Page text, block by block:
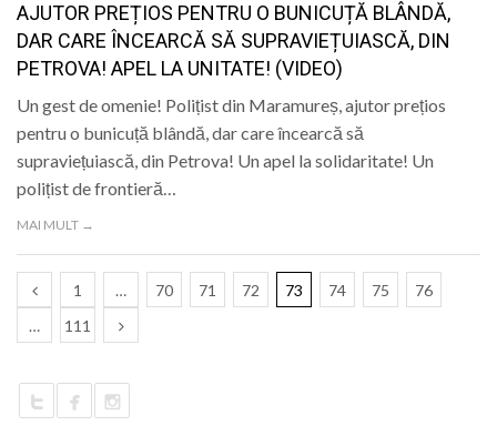
AJUTOR PREȚIOS PENTRU O BUNICUȚĂ BLÂNDĂ,
DAR CARE ÎNCEARCĂ SĂ SUPRAVIEȚUIASCĂ, DIN
PETROVA! APEL LA UNITATE! (VIDEO)
Un gest de omenie! Polițist din Maramureș, ajutor prețios
pentru o bunicuță blândă, dar care încearcă să
supraviețuiască, din Petrova! Un apel la solidaritate! Un
polițist de frontieră…
MAI MULT →
1 … 70 71 72 73 74 75
76
…
111